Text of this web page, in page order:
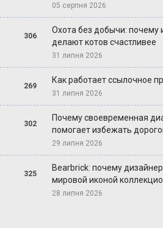
05 серпня 2026
306
Охота без добычи: почему
делают котов счастливее
31 липня 2026
269
Как работает ссылочное
31 липня 2026
302
Почему своевременная
помогает избежать
29 липня 2026
325
Bearbrick: почему
мировой иконой
28 липня 2026